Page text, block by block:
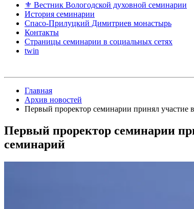
⚜ Вестник Вологодской духовной семинарии
История семинарии
Спасо-Прилуцкий Димитриев монастырь
Контакты
Страницы семинарии в социальных сетях
twin
Главная
Архив новостей
Первый проректор семинарии принял участие
Первый проректор семинарии
семинарий